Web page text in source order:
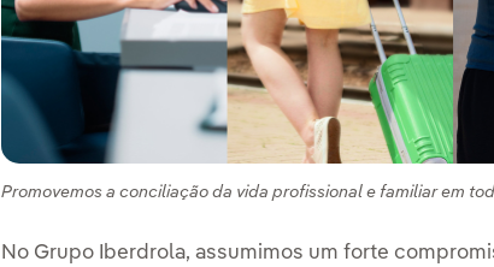
Promovemos a conciliação da vida profissional e familiar em
No Grupo Iberdrola, assumimos um forte